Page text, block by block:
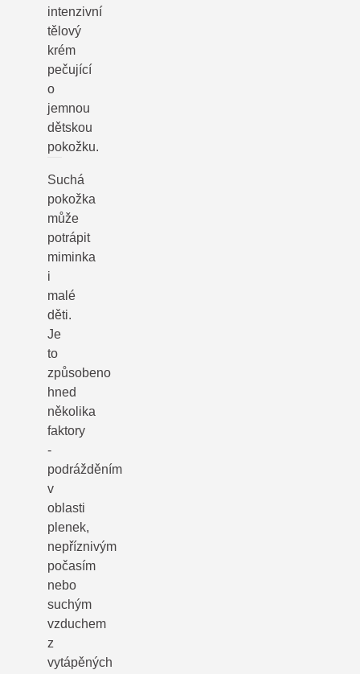
intenzivní
tělový
krém
pečující
o
jemnou
dětskou
pokožku.
Suchá
pokožka
může
potrápit
miminka
i
malé
děti.
Je
to
způsobeno
hned
několika
faktory
-
podrážděním
v
oblasti
plenek,
nepříznivým
počasím
nebo
suchým
vzduchem
z
vytápěných